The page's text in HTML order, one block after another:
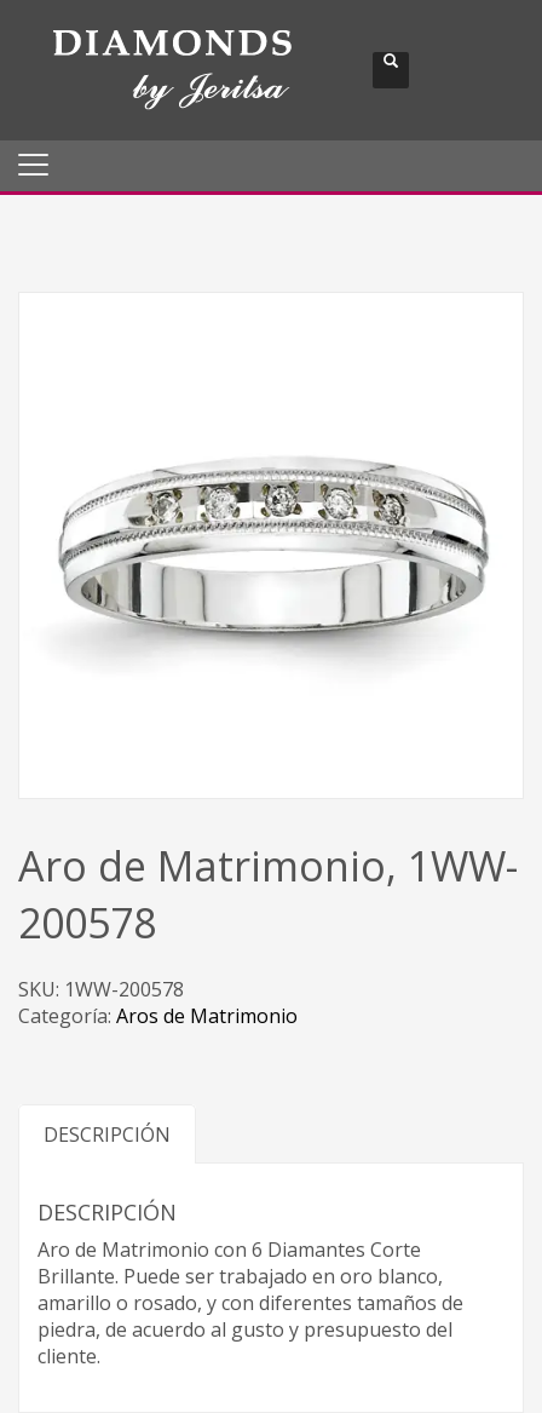
Aro de Matrimonio, 1WW-
200578
SKU: 1WW-200578
Categoría: Aros de Matrimonio
DESCRIPCIÓN
DESCRIPCIÓN
Aro de Matrimonio con 6 Diamantes Corte
Brillante. Puede ser trabajado en oro blanco,
amarillo o rosado, y con diferentes tamaños de
piedra, de acuerdo al gusto y presupuesto del
cliente.